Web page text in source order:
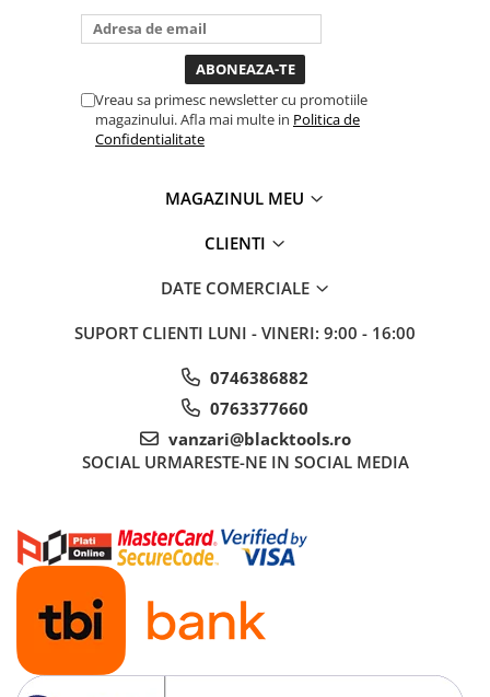
destul de mult dar daca o
bagi la priza nu mai ai
treaba toata ziua ,ce...
Vreau sa primesc newsletter cu promotiile
magazinului. Afla mai multe in Politica de
Confidentialitate
MAGAZINUL MEU
CLIENTI
DATE COMERCIALE
SUPORT CLIENTI LUNI - VINERI: 9:00 - 16:00
0746386882
0763377660
vanzari@blacktools.ro
SOCIAL URMARESTE-NE IN SOCIAL MEDIA